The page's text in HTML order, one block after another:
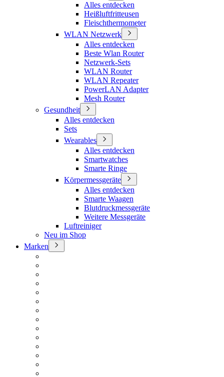
Alles entdecken
Heißluftfritteusen
Fleischthermometer
WLAN Netzwerk
Alles entdecken
Beste Wlan Router
Netzwerk-Sets
WLAN Router
WLAN Repeater
PowerLAN Adapter
Mesh Router
Gesundheit
Alles entdecken
Sets
Wearables
Alles entdecken
Smartwatches
Smarte Ringe
Körpermessgeräte
Alles entdecken
Smarte Waagen
Blutdruckmessgeräte
Weitere Messgeräte
Luftreiniger
Neu im Shop
Marken